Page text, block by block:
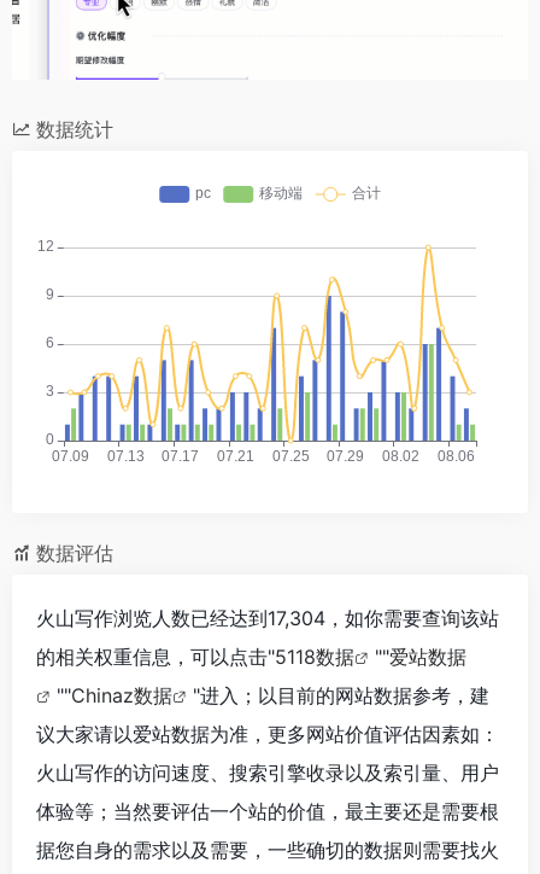
数据统计
数据评估
火山写作浏览人数已经达到17,304，如你需要查询该站
的相关权重信息，可以点击"5118数据 ""爱站数据
""Chinaz数据
"进入；以目前的网站数据参考，建
议大家请以爱站数据为准，更多网站价值评估因素如：
火山写作的访问速度、搜索引擎收录以及索引量、用户
体验等；当然要评估一个站的价值，最主要还是需要根
据您自身的需求以及需要，一些确切的数据则需要找火